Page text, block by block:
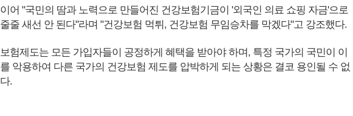
이어 "국민의 땀과 노력으로 만들어진 건강보험기금이 '외국인 의료 쇼핑 자금'으로
줄줄 새선 안 된다"라며 "건강보험 먹튀, 건강보험 무임승차를 막겠다"고 강조했다.
보험제도는 모든 가입자들이 공정하게 혜택을 받아야 하며, 특정 국가의 국민이 이
를 악용하여 다른 국가의 건강보험 제도를 압박하게 되는 상황은 결코 용인될 수 없
다.